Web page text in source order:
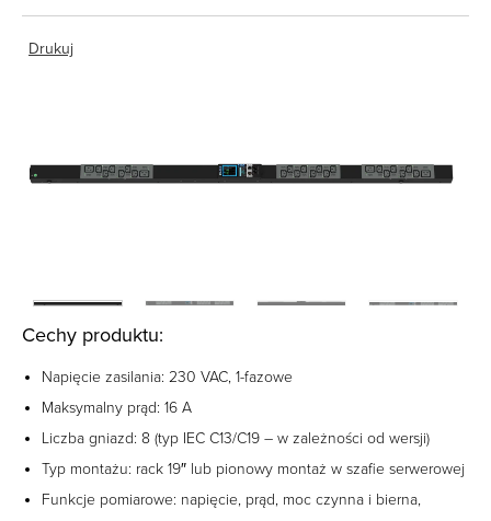
Drukuj
Cechy produktu:
Napięcie zasilania: 230 VAC, 1-fazowe
Maksymalny prąd: 16 A
Liczba gniazd: 8 (typ IEC C13/C19 – w zależności od wersji)
Typ montażu: rack 19″ lub pionowy montaż w szafie serwerowej
Funkcje pomiarowe: napięcie, prąd, moc czynna i bierna,